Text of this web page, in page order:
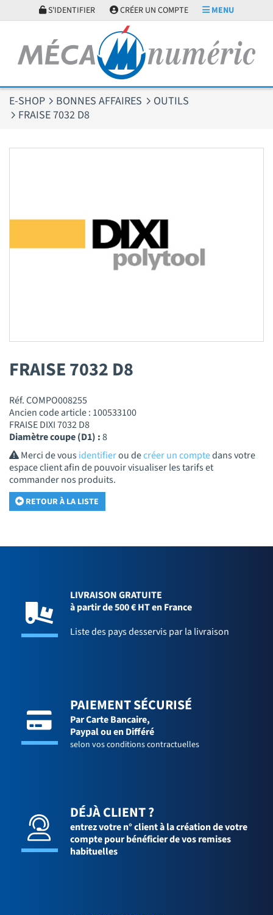
S'IDENTIFIER CRÉER UN COMPTE MENU
E-SHOP BONNES AFFAIRES
OUTILS
FRAISE 7032 D8
FRAISE 7032 D8
Réf. COMPO008255
Ancien code article : 100533100
FRAISE DIXI 7032 D8
Diamètre coupe (D1) :8
Merci de vousidentifierou decréer un comptedans votre
espace client afin de pouvoir visualiser les tarifs et
commander nos produits.
RETOUR À LA LISTE
LIVRAISON GRATUITE
à partir de 500 € HT en France
Liste des pays desservis par la livraison
PAIEMENT SÉCURISÉ
Par Carte Bancaire,
Paypal ou en Différé
selon vos conditions contractuelles
DÉJÀ CLIENT ?
entrez votre n° client à la création de votre
compte pour bénéficier de vos remises
habituelles
Panneau de gestion des cookies